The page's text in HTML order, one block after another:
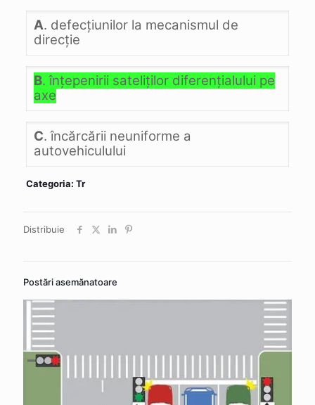
A. defecţiunilor la mecanismul de
direcţie
B. înţepenirii sateliţilor diferenţialului pe
axe
C. încărcării neuniforme a
autovehiculului
Categoria: Tr
Distribuie
Postări asemănatoare